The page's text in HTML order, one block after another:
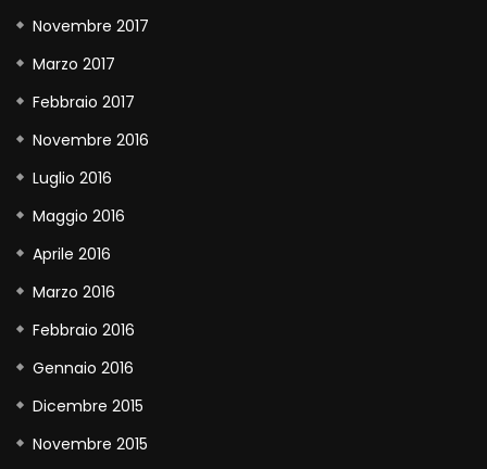
Novembre 2017
Marzo 2017
Febbraio 2017
Novembre 2016
Luglio 2016
Maggio 2016
Aprile 2016
Marzo 2016
Febbraio 2016
Gennaio 2016
Dicembre 2015
Novembre 2015